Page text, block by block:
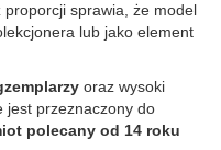
sprawia, że model
lub jako element
oraz wysoki
jest przeznaczony do
polecany od 14 roku